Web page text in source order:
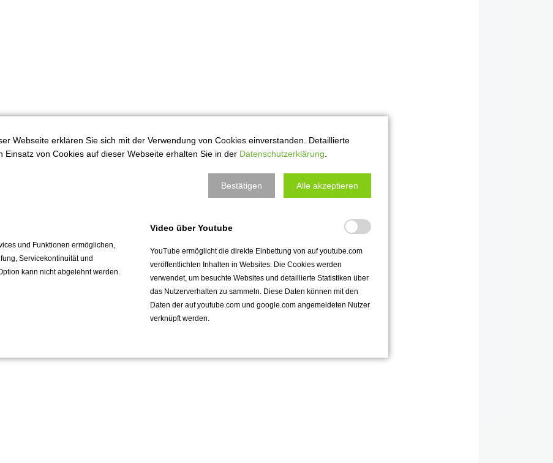
Webseite erklären Sie sich mit der Verwendung von Cookies einverstanden. Detaillierte
Einsatz von Cookies auf dieser Webseite erhalten Sie in der Datenschutzerklärung
Bestätigen Alle akzeptieren
und Funktionen ermöglichen,
Servicekontinuität und
kann nicht abgelehnt werden.
Video über Youtube
YouTube ermöglicht die direkte Einbettung von auf youtube.com
veröffentlichten Inhalten in Websites. Die Cookies werden
verwendet, um besuchte Websites und detaillierte Statistiken über
das Nutzerverhalten zu sammeln. Diese Daten können mit den
Daten der auf youtube.com und google.com angemeldeten Nutzer
verknüpft werden.